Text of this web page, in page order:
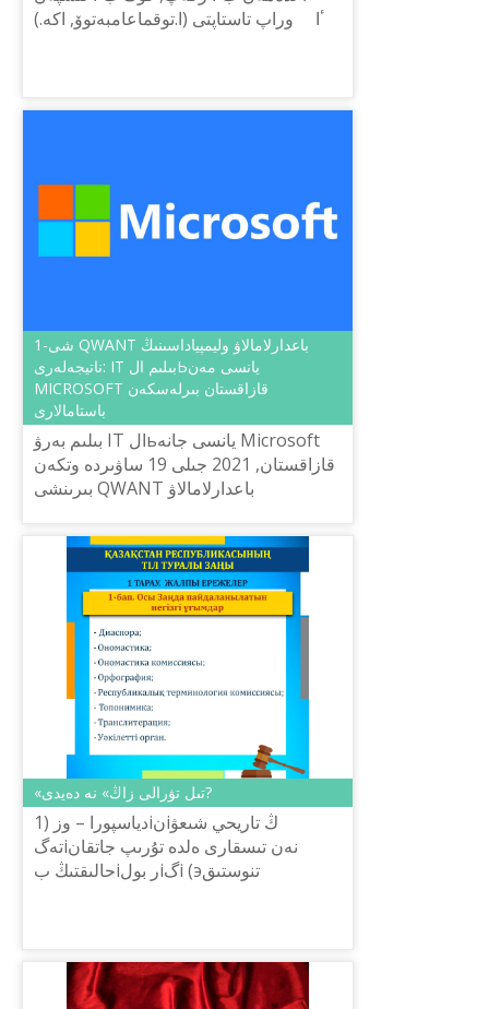
وراپ تاستاپتى (ا.توقماعامبەتوۆ, اكە.) ⠀ ٴا
1-شى QWANT باعدارلامالاۋ وليمپياداسىنىڭ
ناتيجەلەرى: IT بىلىم الЬيانسى مەن
MICROSOFT قازاقستان بىرلەسكەن
باستامالارى
بىلىم بەرۋ IT الьيانسى جانە Microsoft
قازاقستان, 2021 جىلى 19 ساۋىردە وتكەن
بىرىنشى QWANT باعدارلامالاۋ
راسىمى اياسىندا قارجى, تەحنولوگ...
«تىل تۋرالى زاڭ» نە دەيدى?
1) دياسپورا – وزiنiڭ تاريحي شىعۋ
تەگiنەن تىسقارى ەلدە تۇرىپ جاتقان
حالىقتىڭ بiر بولiگi (эتنوستىق